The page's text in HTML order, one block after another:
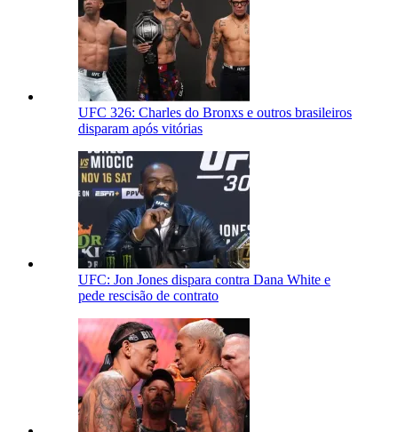
UFC 326: Charles do Bronxs e outros brasileiros
disparam após vitórias
UFC: Jon Jones dispara contra Dana White e
pede rescisão de contrato